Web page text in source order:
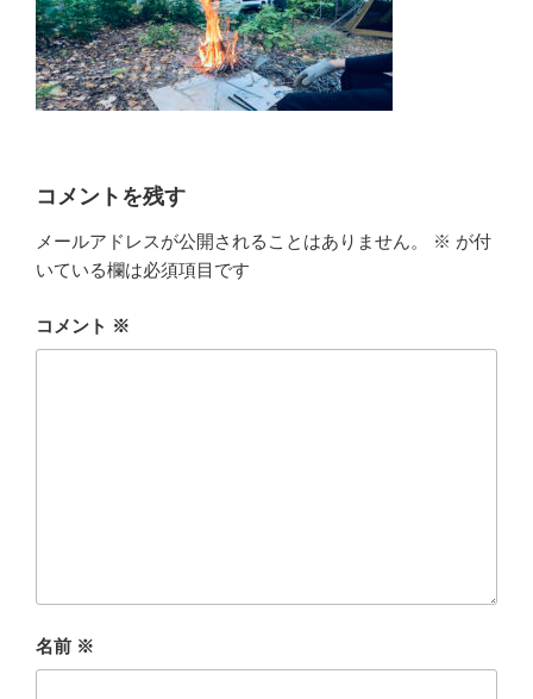
コメントを残す
メールアドレスが公開されることはありません。 ※ が付
いている欄は必須項目です
コメント ※
名前 ※